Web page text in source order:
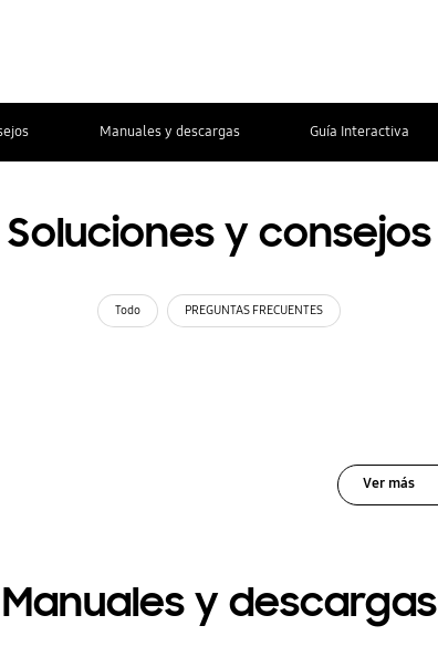
Manuales y descargas Guía Interactiva
Soluciones y consejos
Todo PREGUNTAS FRECUENTES
Ver más
Manuales y descargas